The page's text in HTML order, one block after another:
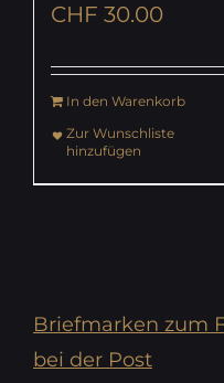
CHF 30.00
In den Warenkorb
Zur Wunschliste
hinzufügen
Briefmarken zum
bei der Post